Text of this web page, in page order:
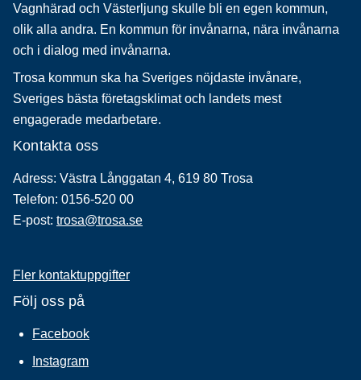
Vagnhärad och Västerljung skulle bli en egen kommun,
olik alla andra. En kommun för invånarna, nära invånarna
och i dialog med invånarna.
Trosa kommun ska ha Sveriges nöjdaste invånare,
Sveriges bästa företagsklimat och landets mest
engagerade medarbetare.
Kontakta oss
Adress: Västra Långgatan 4, 619 80 Trosa
Telefon: 0156-520 00
E-post: trosa@trosa.se
Fler kontaktuppgifter
Följ oss på
Facebook
Instagram